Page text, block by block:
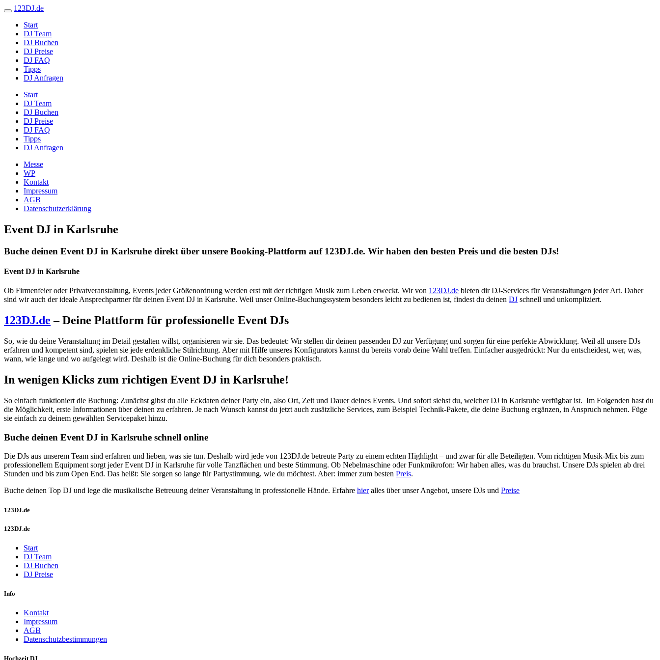
123DJ.de
Start
DJ Team
DJ Buchen
DJ Preise
DJ FAQ
Tipps
DJ Anfragen
Start
DJ Team
DJ Buchen
DJ Preise
DJ FAQ
Tipps
DJ Anfragen
Messe
WP
Kontakt
Impressum
AGB
Datenschutzerklärung
Event DJ in Karlsruhe
Buche deinen Event DJ in Karlsruhe direkt über unsere Booking-Plattform auf 123DJ.de. Wir haben den besten Preis und die besten DJs!
Event DJ in Karlsruhe
Ob Firmenfeier oder Privatveranstaltung, Events jeder Größenordnung werden erst mit der richtigen Musik zum Leben erweckt. Wir von 123DJ.de bieten dir DJ-Services für Veranstaltungen jeder Art. Daher
sind wir auch der ideale Ansprechpartner für deinen Event DJ in Karlsruhe. Weil unser Online-Buchungssystem besonders leicht zu bedienen ist, findest du deinen DJ schnell und unkompliziert.
123DJ.de – Deine Plattform für professionelle Event DJs
So, wie du deine Veranstaltung im Detail gestalten willst, organisieren wir sie. Das bedeutet: Wir stellen dir deinen passenden DJ zur Verfügung und sorgen für eine perfekte Abwicklung. Weil all unsere DJs
erfahren und kompetent sind, spielen sie jede erdenkliche Stilrichtung. Aber mit Hilfe unseres Konfigurators kannst du bereits vorab deine Wahl treffen. Einfacher ausgedrückt: Nur du entscheidest, wer, was,
wann, wie lange und wo aufgelegt wird. Deshalb ist die Online-Buchung für dich besonders praktisch.
In wenigen Klicks zum richtigen Event DJ in Karlsruhe!
So einfach funktioniert die Buchung: Zunächst gibst du alle Eckdaten deiner Party ein, also Ort, Zeit und Dauer deines Events. Und sofort siehst du, welcher DJ in Karlsruhe verfügbar ist. Im Folgenden hast du
die Möglichkeit, erste Informationen über deinen zu erfahren. Je nach Wunsch kannst du jetzt auch zusätzliche Services, zum Beispiel Technik-Pakete, die deine Buchung ergänzen, in Anspruch nehmen. Füge
sie einfach zu deinem gewählten Servicepaket hinzu.
Buche deinen Event DJ in Karlsruhe schnell online
Die DJs aus unserem Team sind erfahren und lieben, was sie tun. Deshalb wird jede von 123DJ.de betreute Party zu einem echten Highlight – und zwar für alle Beteiligten. Vom richtigen Musik-Mix bis zum
professionellem Equipment sorgt jeder Event DJ in Karlsruhe für volle Tanzflächen und beste Stimmung. Ob Nebelmaschine oder Funkmikrofon: Wir haben alles, was du brauchst. Unsere DJs spielen ab drei
Stunden und bis zum Open End. Das heißt: Sie sorgen so lange für Partystimmung, wie du möchtest. Aber: immer zum besten Preis.
Buche deinen Top DJ und lege die musikalische Betreuung deiner Veranstaltung in professionelle Hände. Erfahre hieralles über unser Angebot, unsere DJs und Preise
123DJ.de
123DJ.de
Start
DJ Team
DJ Buchen
DJ Preise
Info
Kontakt
Impressum
AGB
Datenschutzbestimmungen
Hochzeit DJ